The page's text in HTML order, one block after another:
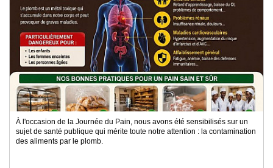
Vidéos
Médias
groupe
Blogs
Prémium
Inscription
annuaire
Accès
À l'occasion de la Journée du Pain, nous avons été sensibilisés sur un
sujet de santé publique qui mérite toute notre attention : la contamination
des aliments par le plomb.